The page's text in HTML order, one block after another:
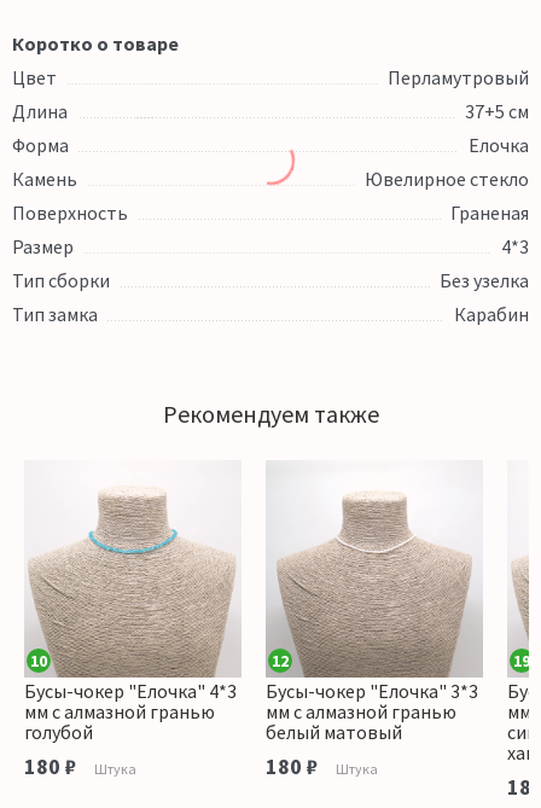
Коротко о товаре
Цвет
Перламутровый
Длина
37+5 см
Форма
Елочка
Камень
Ювелирное стекло
Поверхность
Граненая
Размер
4*3
Тип сборки
Без узелка
Тип замка
Карабин
Рекомендуем также
10
Бусы-чокер "Елочка" 4*3
мм с алмазной гранью
голубой
180 ₽ Штука
12
Бусы-чокер "Елочка" 3*3
мм с алмазной гранью
белый матовый
180 ₽ Штука
19
мм